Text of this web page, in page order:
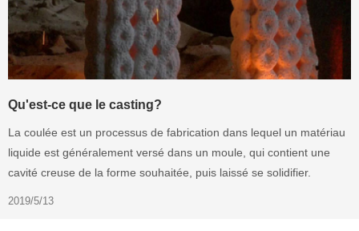
Qu'est-ce que le casting?
La coulée est un processus de fabrication dans lequel un matériau
liquide est généralement versé dans un moule, qui contient une
cavité creuse de la forme souhaitée, puis laissé se solidifier.
2019/5/13